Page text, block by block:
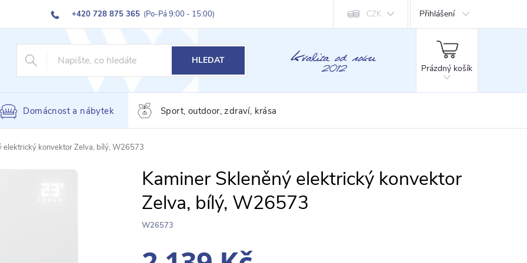
+420 728 875 365 (Po-Pá 9:00 - 15:00) CZK Přihlášení
HLEDAT
NÁKUPNÍ
Prázdný košík
Domácnost a nábytek Sport, outdoor, zdraví, krása
elektrický konvektor Zelva, bílý, W26573
Kaminer Skleněný elektrický konvektor
Zelva, bílý, W26573
W26573